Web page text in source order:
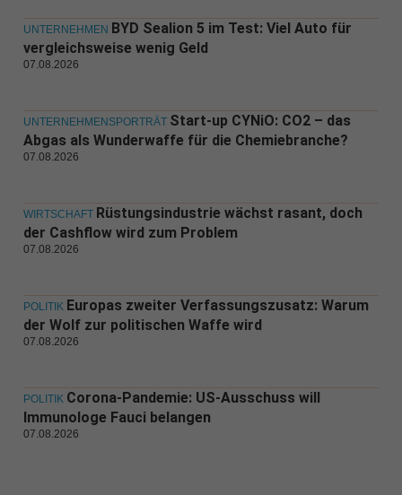
UNTERNEHMEN BYD Sealion 5 im Test: Viel Auto für
vergleichsweise wenig Geld
07.08.2026
UNTERNEHMENSPORTRÄT Start-up CYNiO: CO2 – das
Abgas als Wunderwaffe für die Chemiebranche?
07.08.2026
WIRTSCHAFT Rüstungsindustrie wächst rasant, doch
der Cashflow wird zum Problem
07.08.2026
POLITIK Europas zweiter Verfassungszusatz: Warum
der Wolf zur politischen Waffe wird
07.08.2026
POLITIK Corona-Pandemie: US-Ausschuss will
Immunologe Fauci belangen
07.08.2026